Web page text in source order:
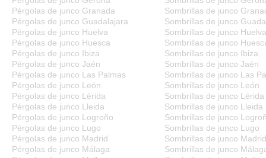
Pérgolas de junco Granada
Sombrillas de junco
Pérgolas de junco Guadalajara
Sombrillas de junco
Pérgolas de junco Huelva
Sombrillas de junco Huelva
Pérgolas de junco Huesca
Sombrillas de junco
Pérgolas de junco Ibiza
Sombrillas de junco Ibiza
Pérgolas de junco Jaén
Sombrillas de junco Jaén
Pérgolas de junco Las Palmas
Sombrillas de junco Las
Pérgolas de junco León
Sombrillas de junco León
Pérgolas de junco Lérida
Sombrillas de junco Lérida
Pérgolas de junco Lleida
Sombrillas de junco Lleida
Pérgolas de junco Logroño
Sombrillas de junco
Pérgolas de junco Lugo
Sombrillas de junco Lugo
Pérgolas de junco Madrid
Sombrillas de junco Madrid
Pérgolas de junco Málaga
Sombrillas de junco